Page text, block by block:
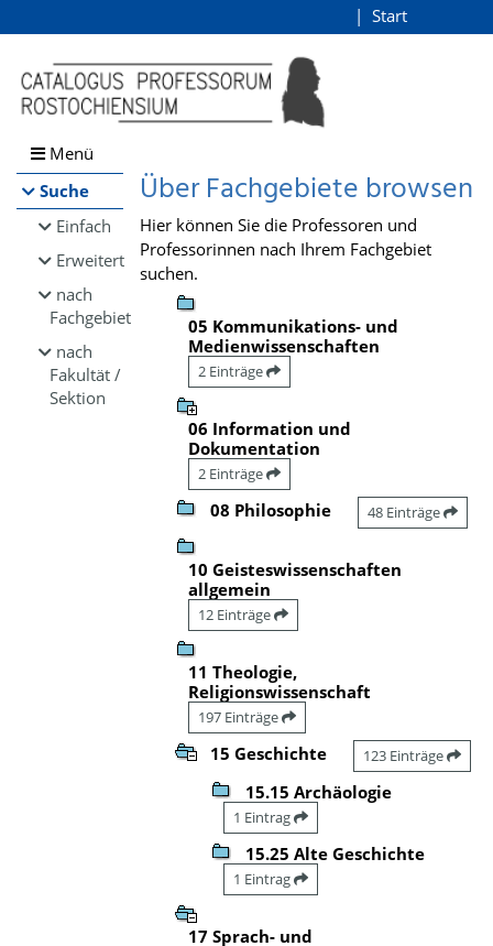
Browsen
direkt zum Inhalt
Start
Menü
Suche
Einfach
Erweitert
nach
Fachgebiet
nach
Fakultät /
Sektion
Über Fachgebiete browsen
Hier können Sie die Professoren und
Professorinnen nach Ihrem Fachgebiet
suchen.
05 Kommunikations- und
Medienwissenschaften
2 Einträge
06 Information und
Dokumentation
2 Einträge
08 Philosophie 48 Einträge
10 Geisteswissenschaften
allgemein
12 Einträge
11 Theologie,
Religionswissenschaft
197 Einträge
15 Geschichte 123 Einträge
15.15 Archäologie
1 Eintrag
15.25 Alte Geschichte
1 Eintrag
17 Sprach- und